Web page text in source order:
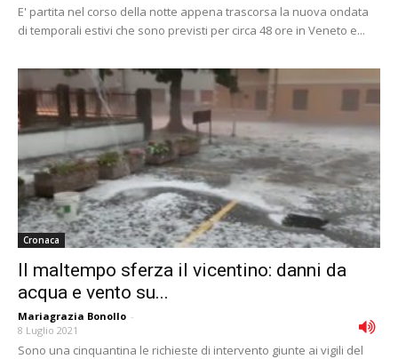
E' partita nel corso della notte appena trascorsa la nuova ondata
di temporali estivi che sono previsti per circa 48 ore in Veneto e...
Cronaca
Il maltempo sferza il vicentino: danni da
acqua e vento su...
Mariagrazia Bonollo -
8 Luglio 2021
Sono una cinquantina le richieste di intervento giunte ai vigili del